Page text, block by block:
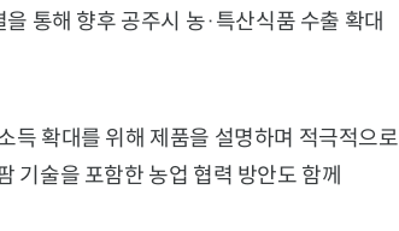
통해 향후 공주시 농·특산식품 수출 확대
득 확대를 위해 제품을 설명하며 적극적으로
기술을 포함한 농업 협력 방안도 함께